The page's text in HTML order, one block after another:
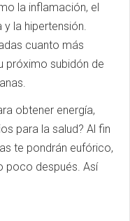
la inflamación, el
la hipertensión.
cuanto más
próximo subidón de
obtener energía,
para la salud? Al fin
te pondrán eufórico,
poco después. Así